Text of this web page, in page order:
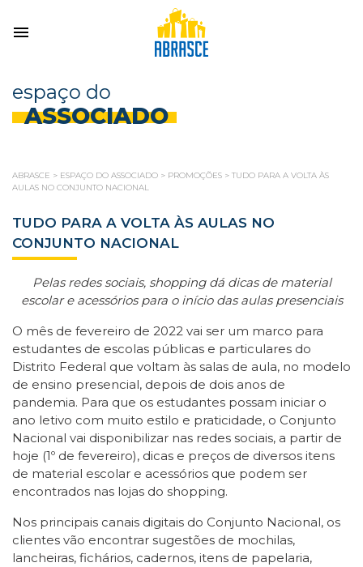
espaço do
ASSOCIADO
ABRASCE > ESPAÇO DO ASSOCIADO > PROMOÇÕES > TUDO PARA A VOLTA ÀS
AULAS NO CONJUNTO NACIONAL
TUDO PARA A VOLTA ÀS AULAS NO
CONJUNTO NACIONAL
Pelas redes sociais, shopping dá dicas de material
escolar e acessórios para o início das aulas presenciais
O mês de fevereiro de 2022 vai ser um marco para
estudantes de escolas públicas e particulares do
Distrito Federal que voltam às salas de aula, no modelo
de ensino presencial, depois de dois anos de
pandemia. Para que os estudantes possam iniciar o
ano letivo com muito estilo e praticidade, o Conjunto
Nacional vai disponibilizar nas redes sociais, a partir de
hoje (1º de fevereiro), dicas e preços de diversos itens
de material escolar e acessórios que podem ser
encontrados nas lojas do shopping.
Nos principais canais digitais do Conjunto Nacional, os
clientes vão encontrar sugestões de mochilas,
lancheiras, fichários, cadernos, itens de papelaria,